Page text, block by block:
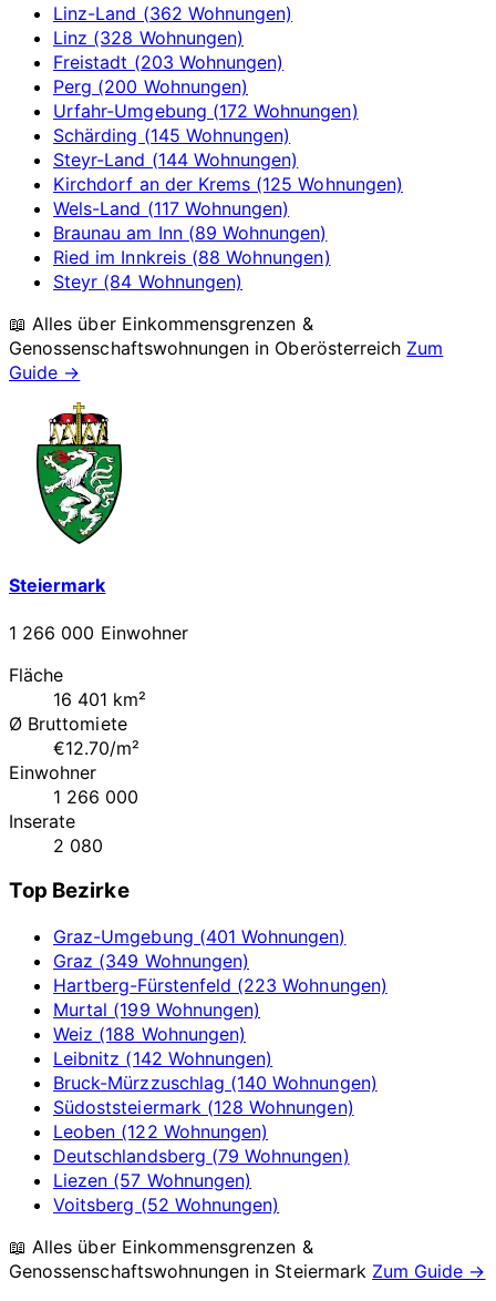
Linz-Land (362 Wohnungen)
Linz (328 Wohnungen)
Freistadt (203 Wohnungen)
Perg (200 Wohnungen)
Urfahr-Umgebung (172 Wohnungen)
Schärding (145 Wohnungen)
Steyr-Land (144 Wohnungen)
Kirchdorf an der Krems (125 Wohnungen)
Wels-Land (117 Wohnungen)
Braunau am Inn (89 Wohnungen)
Ried im Innkreis (88 Wohnungen)
Steyr (84 Wohnungen)
📖 Alles über Einkommensgrenzen &
Genossenschaftswohnungen in Oberösterreich Zum
Guide →
Steiermark
1 266 000 Einwohner
Fläche
16 401 km²
Ø Bruttomiete
€12.70/m²
Einwohner
1 266 000
Inserate
2 080
Top Bezirke
Graz-Umgebung (401 Wohnungen)
Graz (349 Wohnungen)
Hartberg-Fürstenfeld (223 Wohnungen)
Murtal (199 Wohnungen)
Weiz (188 Wohnungen)
Leibnitz (142 Wohnungen)
Bruck-Mürzzuschlag (140 Wohnungen)
Südoststeiermark (128 Wohnungen)
Leoben (122 Wohnungen)
Deutschlandsberg (79 Wohnungen)
Liezen (57 Wohnungen)
Voitsberg (52 Wohnungen)
📖 Alles über Einkommensgrenzen &
Genossenschaftswohnungen in Steiermark Zum Guide →